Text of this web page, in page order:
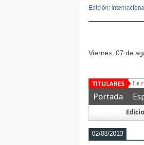
Edición: Internacional
viernes, 07 de
Portada
02/08/2013